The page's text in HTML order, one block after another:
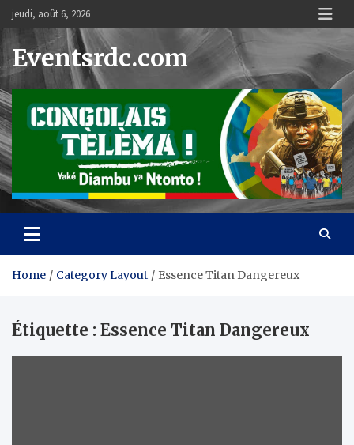
Skip
content
jeudi, août 6, 2026
Eventsrdc.com
Home Category Layout Essence Titan Dangereux
Étiquette : Essence Titan Dangereux